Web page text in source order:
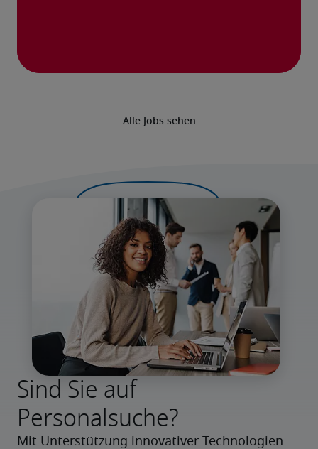
Alle Jobs sehen
Sind Sie auf
Personalsuche?
Mit Unterstützung innovativer Technologien